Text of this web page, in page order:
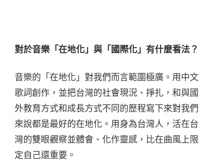
對於音樂「在地化」與「國際化」有什麼看法？
音樂的「在地化」對我們而言範圍極廣。用中文
歌詞創作，並把台灣的社會現況、掙扎，和與國
外教育方式和成長方式不同的歷程寫下來對我們
來說都是最好的在地化。用身為台灣人，活在台
灣的雙眼觀察並體會、化作靈感，比在曲風上限
定自己還重要。